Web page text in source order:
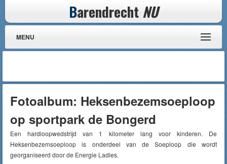
Barendrecht NU
MENU
Fotoalbum: Heksenbezemsoeploop
op sportpark de Bongerd
Een hardloopwedstrijd van 1 kilometer lang voor kinderen. De
Heksenbezemsoeploop is onderdeel van de Soeploop die wordt
georganiseerd door de Energie Ladies.